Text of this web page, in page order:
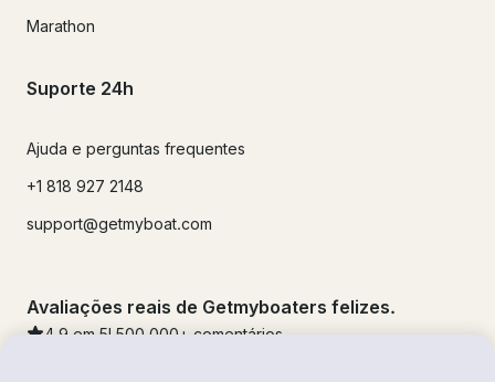
Marathon
Suporte 24h
Ajuda e perguntas frequentes
+1 818 927 2148
support@getmyboat.com
Avaliações reais de Getmyboaters felizes.
4.9 em 5! 500,000 + comentários